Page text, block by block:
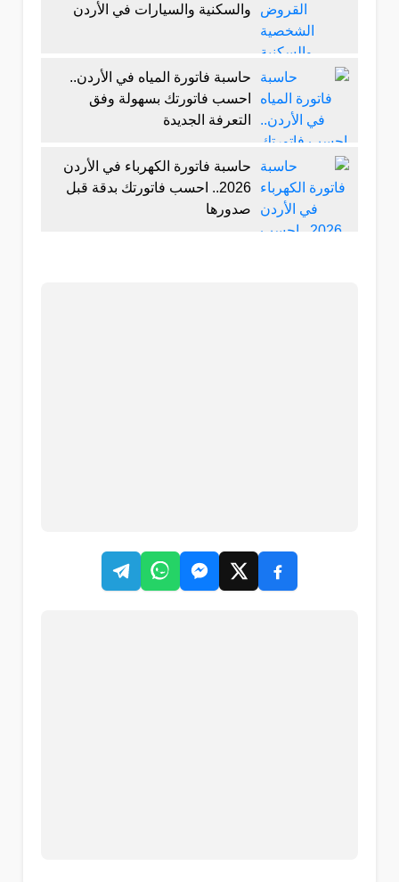
والسكنية والسيارات في الأردن
حاسبة فاتورة المياه في الأردن..
احسب فاتورتك بسهولة وفق
التعرفة الجديدة
حاسبة فاتورة الكهرباء في الأردن
2026.. احسب فاتورتك بدقة قبل
صدورها